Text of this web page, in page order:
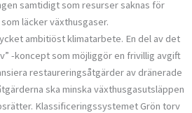
samtidigt som resurser saknas för
läcker växthus­gaser.
ambitiöst klimatarbete. En del av det
-koncept som möjliggör en frivillig avgift
restaureringsåtgärder av dränerade
ska minska växt­husgasutsläppen
Klassificeringssystemet Grön torv